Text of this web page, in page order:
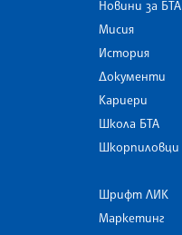
Новини за БТА
Мисия
История
Документи
Кариери
Школа БТА
Шкорпиловци
Шрифт ЛИК
Маркетинг